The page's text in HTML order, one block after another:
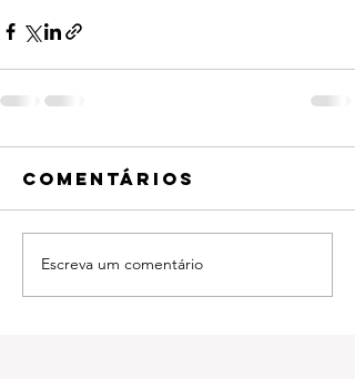
Comentários
Escreva um comentário